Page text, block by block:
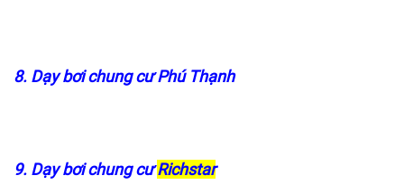
8. Dạy bơi chung cư Phú Thạnh
9. Dạy bơi chung cưRichstar